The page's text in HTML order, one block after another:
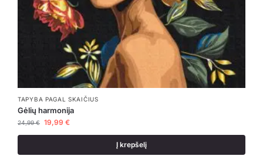
TAPYBA PAGAL SKAIČIUS
Gėlių harmonija
24,99€ 19,99 €
Į krepšelį